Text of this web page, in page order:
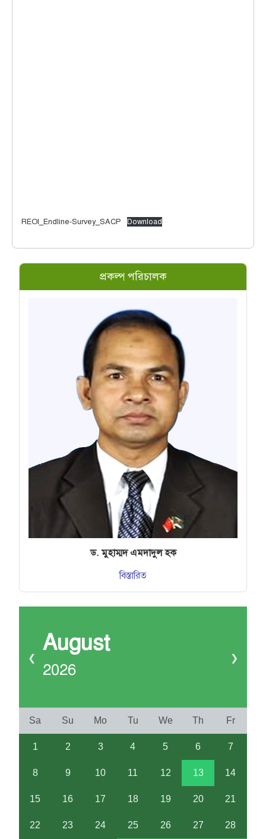
REOI_Endline-Survey_SACP Download
প্রকল্প পরিচালক
ড. মুহাম্মদ এমদাদুল হক
বিস্তারিত
August
2026
❮ ❯
Sa Su Mo Tu We Th Fr
1 2 3 4 5 6 7
8 9 10 11 12 13 14
15 16 17 18 19 20 21
22 23 24 25 26 27 28